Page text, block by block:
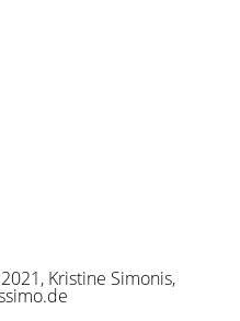
Kristine Simonis,